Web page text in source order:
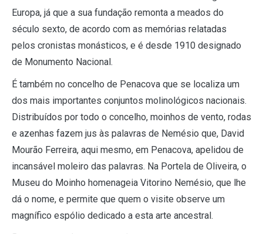
Europa, já que a sua fundação remonta a meados do
século sexto, de acordo com as memórias relatadas
pelos cronistas monásticos, e é desde 1910 designado
de Monumento Nacional.
É também no concelho de Penacova que se localiza um
dos mais importantes conjuntos molinológicos nacionais.
Distribuídos por todo o concelho, moinhos de vento, rodas
e azenhas fazem jus às palavras de Nemésio que, David
Mourão Ferreira, aqui mesmo, em Penacova, apelidou de
incansável moleiro das palavras. Na Portela de Oliveira, o
Museu do Moinho homenageia Vitorino Nemésio, que lhe
dá o nome, e permite que quem o visite observe um
magnífico espólio dedicado a esta arte ancestral.